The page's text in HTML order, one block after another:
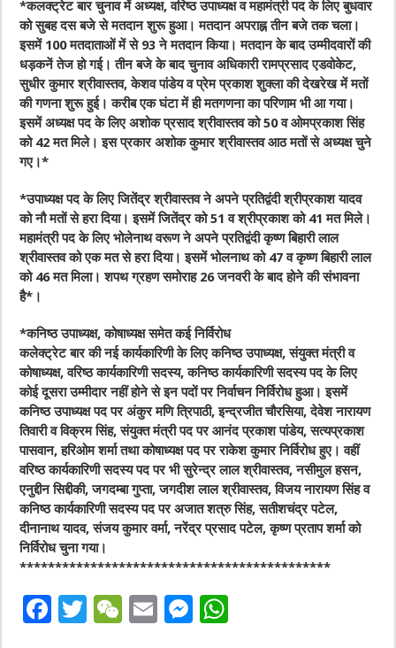
*कलक्ट्रेट बार चुनाव में अध्यक्ष, वरिष्ठ उपाध्यक्ष व महामंत्री पद के लिए बुधवार
को सुबह दस बजे से मतदान शुरू हुआ। मतदान अपराह्न तीन बजे तक चला।
इसमें 100 मतदाताओं में से 93 ने मतदान किया। मतदान के बाद उम्मीदवारों की
धड़कनें तेज हो गई। तीन बजे के बाद चुनाव अधिकारी रामप्रसाद एडवोकेट,
सुधीर कुमार श्रीवास्तव, केशव पांडेय व प्रेम प्रकाश शुक्ला की देखरेख में मतों
की गणना शुरू हुई। करीब एक घंटा में ही मतगणना का परिणाम भी आ गया।
इसमें अध्यक्ष पद के लिए अशोक प्रसाद श्रीवास्तव को 50 व ओमप्रकाश सिंह
को 42 मत मिले। इस प्रकार अशोक कुमार श्रीवास्तव आठ मतों से अध्यक्ष चुने
गए।*
*उपाध्यक्ष पद के लिए जितेंद्र श्रीवास्तव ने अपने प्रतिद्वंदी श्रीप्रकाश यादव
को नौ मतों से हरा दिया। इसमें जितेंद्र को 51 व श्रीप्रकाश को 41 मत मिले।
महामंत्री पद के लिए भोलेनाथ वरूण ने अपने प्रतिद्वंदी कृष्ण बिहारी लाल
श्रीवास्तव को एक मत से हरा दिया। इसमें भोलनाथ को 47 व कृष्ण बिहारी लाल
को 46 मत मिला। शपथ ग्रहण समोराह 26 जनवरी के बाद होने की संभावना
है*।
*कनिष्ठ उपाध्यक्ष, कोषाध्यक्ष समेत कई निर्विरोध
कलेक्ट्रेट बार की नई कार्यकारिणी के लिए कनिष्ठ उपाध्यक्ष, संयुक्त मंत्री व
कोषाध्यक्ष, वरिष्ठ कार्यकारिणी सदस्य, कनिष्ठ कार्यकारिणी सदस्य पद के लिए
कोई दूसरा उम्मीदार नहीं होने से इन पदों पर निर्वाचन निर्विरोध हुआ। इसमें
कनिष्ठ उपाध्यक्ष पद पर अंकुर मणि त्रिपाठी, इन्द्रजीत चौरसिया, देवेश नारायण
तिवारी व विक्रम सिंह, संयुक्त मंत्री पद पर आनंद प्रकाश पांडेय, सत्यप्रकाश
पासवान, हरिओम शर्मा तथा कोषाध्यक्ष पद पर राकेश कुमार निर्विरोध हुए। वहीं
वरिष्ठ कार्यकारिणी सदस्य पद पर भी सुरेन्द्र लाल श्रीवास्तव, नसीमुल हसन,
एनुद्दीन सिद्दीकी, जगदम्बा गुप्ता, जगदीश लाल श्रीवास्तव, विजय नारायण सिंह व
कनिष्ठ कार्यकारिणी सदस्य पद पर अजात शत्रु सिंह, सतीशचंद्र पटेल,
दीनानाथ यादव, संजय कुमार वर्मा, नरेंद्र प्रसाद पटेल, कृष्ण प्रताप शर्मा को
निर्विरोध चुना गया।
********************************************
F
T
W E
M